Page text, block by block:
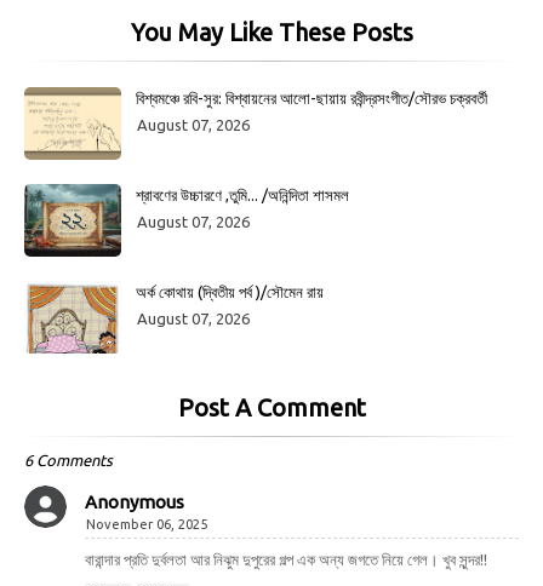
You May Like These Posts
বিশ্বমঞ্চে রবি-সুর: বিশ্বায়নের আলো-ছায়ায় রবীন্দ্রসংগীত/সৌরভ চক্রবর্তী
August 07, 2026
শ্রাবণের উচ্চারণে ,তুমি... /অনিন্দিতা শাসমল
August 07, 2026
অর্ক কোথায় (দ্বিতীয় পর্ব )/সৌমেন রায়
August 07, 2026
Post A Comment
6 Comments
Anonymous
November 06, 2025
বারান্দার প্রতি দুর্বলতা আর নিঝুম দুপুরের গল্প এক অন্য জগতে নিয়ে গেল। খুব সুন্দর!!